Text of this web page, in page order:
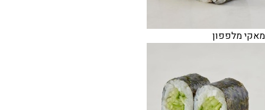
מאקי מלפפון